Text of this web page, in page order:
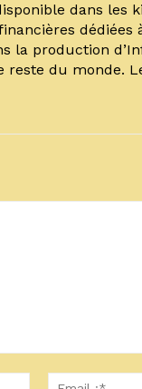
dans les
dédiées
la production
reste du monde.